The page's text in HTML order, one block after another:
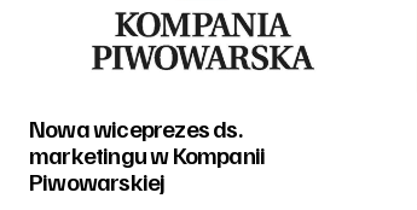
Nowa wiceprezes ds.
marketingu w Kompanii
Piwowarskiej